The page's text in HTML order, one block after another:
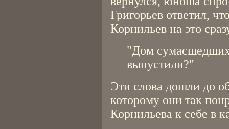
Григорьев ответил,
Корнильев на это
"Дом
выпустили?"
Эти слова дошли до
которому они так
Корнильева к себе в